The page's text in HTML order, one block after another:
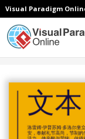
Visual Paradigm